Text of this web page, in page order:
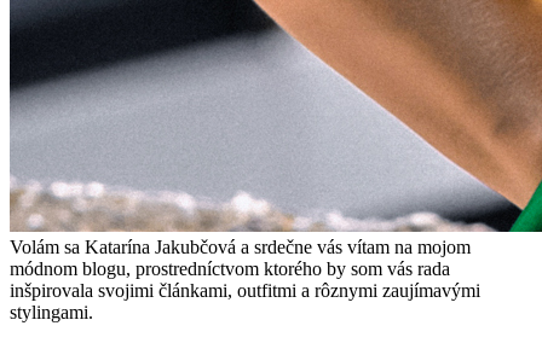
Volám sa Katarína Jakubčová a srdečne vás vítam na mojom
módnom blogu, prostredníctvom ktorého by som vás rada
inšpirovala svojimi článkami, outfitmi a rôznymi zaujímavými
stylingami.